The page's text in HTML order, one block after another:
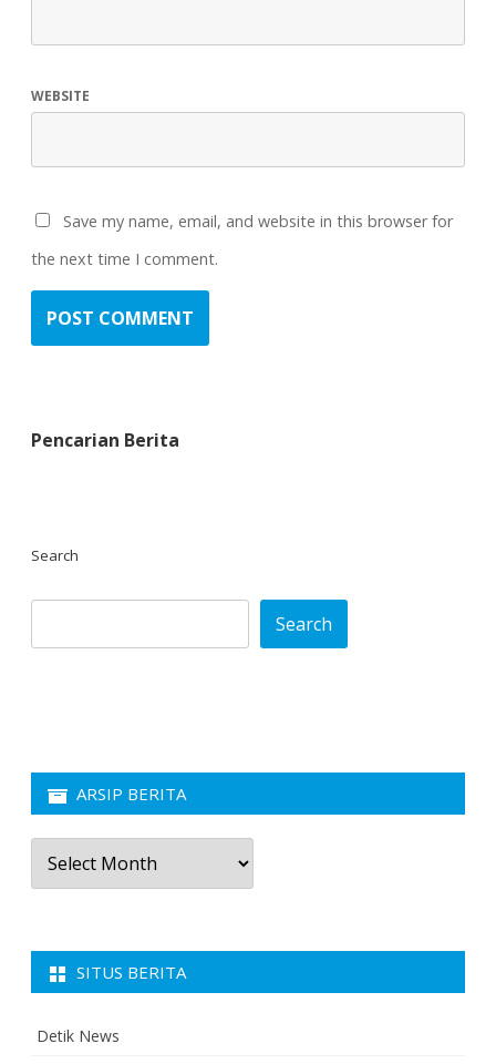
WEBSITE
Save my name, email, and website in this browser for
the next time I comment.
Pencarian Berita
Search
Search
ARSIP BERITA
Arsip
Berita
SITUS BERITA
Detik News